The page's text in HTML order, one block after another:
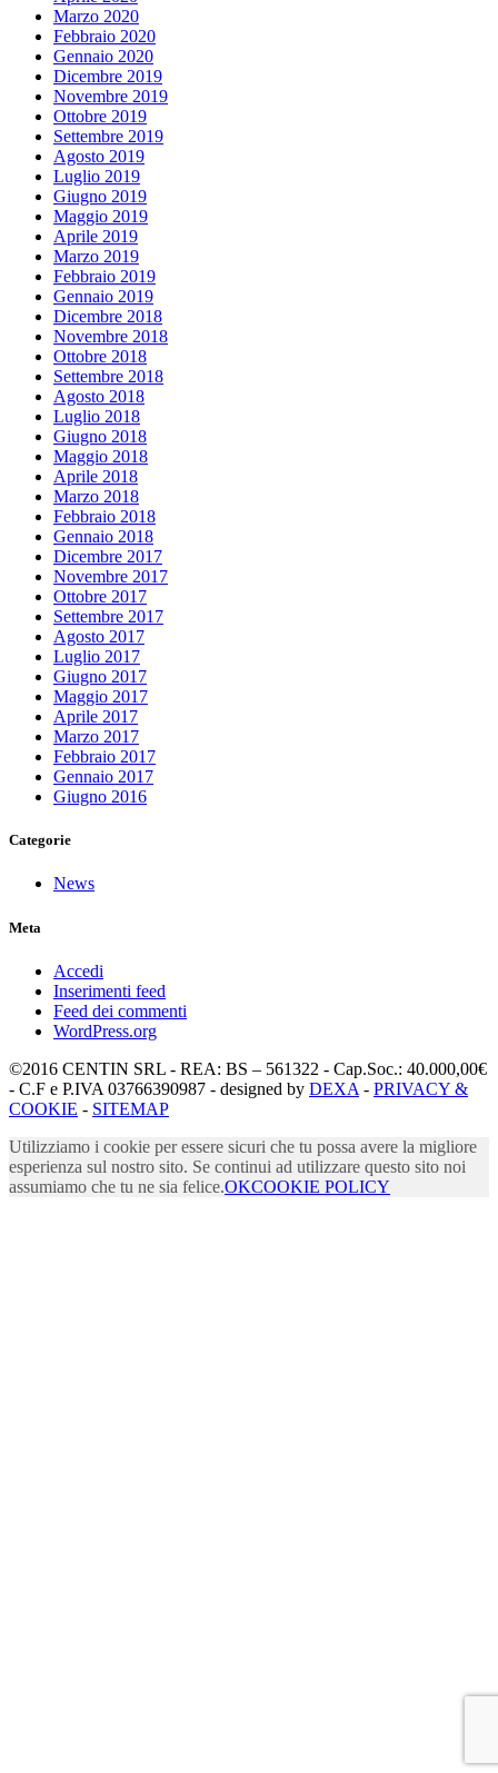
Marzo 2020
Febbraio 2020
Gennaio 2020
Dicembre 2019
Novembre 2019
Ottobre 2019
Settembre 2019
Agosto 2019
Luglio 2019
Giugno 2019
Maggio 2019
Aprile 2019
Marzo 2019
Febbraio 2019
Gennaio 2019
Dicembre 2018
Novembre 2018
Ottobre 2018
Settembre 2018
Agosto 2018
Luglio 2018
Giugno 2018
Maggio 2018
Aprile 2018
Marzo 2018
Febbraio 2018
Gennaio 2018
Dicembre 2017
Novembre 2017
Ottobre 2017
Settembre 2017
Agosto 2017
Luglio 2017
Giugno 2017
Maggio 2017
Aprile 2017
Marzo 2017
Febbraio 2017
Gennaio 2017
Giugno 2016
Categorie
News
Meta
Accedi
Inserimenti feed
Feed dei commenti
WordPress.org
©2016 CENTIN SRL - REA: BS – 561322 - Cap.Soc.: 40.000,00€
- C.F e P.IVA 03766390987 - designed by DEXA - PRIVACY &
COOKIE - SITEMAP
Utilizziamo i cookie per essere sicuri che tu possa avere la migliore
esperienza sul nostro sito. Se continui ad utilizzare questo sito noi
assumiamo che tu ne sia felice.OKCOOKIE POLICY